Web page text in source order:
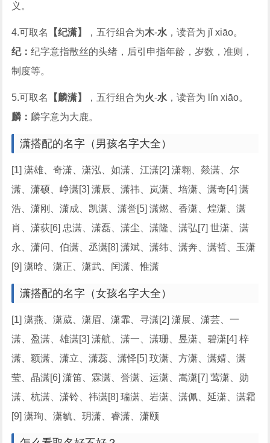
义。
4.可取名 【纪潇】 ，五行组合为木-水 ，读音为 jǐ xiāo。
纪：纪字意指散丝的头绪，后引申指年龄，岁数，准则，
制度等。
5.可取名 【麟潇】 ，五行组合为火-水 ，读音为 lín xiāo。
麟： 麟字意为大鹿。
潇搭配的名字（男孩名字大全）
[1] 潇雄、奇潇、潇泓、如潇、江潇[2] 潇翱、燚潇、尔
潇、潇硕、峥潇[3] 潇辰、潇祎、岚潇、培潇、潇奇[4] 潇
浩、潇刚、潇成、凯潇、潇誉[5] 潇燃、香潇、煌潇、潇
肖、潇荻[6] 忠潇、潇磊、潇尘、潇隆、潇弘[7] 世潇、潇
永、潇问、伯潇、丞潇[8] 潇斌、潇纬、潇奔、潇哲、玉潇
[9] 潇晗、潇正、潇武、闰潇、惟潇
潇搭配的名字（女孩名字大全）
[1] 潇燕、潇葳、潇眉、潇霏、寻潇[2] 潇展、潇芸、一
潇、盈潇、雄潇[3] 潇航、潇一、潇珊、昱潇、碧潇[4] 梓
潇、颖潇、潇立、潇蕊、潇怿[5] 玟潇、方潇、潇婧、潇
莹、晶潇[6] 潇笛、霖潇、誉潇、运潇、嵩潇[7] 莺潇、勋
潇、杭潇、潇铃、祎潇[8] 瑞潇、岩潇、潇佩、延潇、潇霜
[9] 潇珣、潇毓、玥潇、睿潇、潇颐